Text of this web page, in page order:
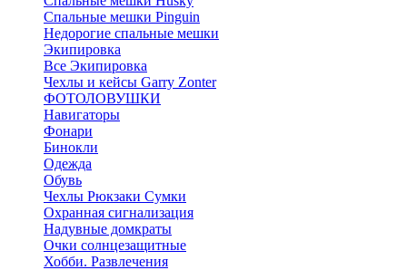
Спальные мешки Pinguin
Недорогие спальные мешки
Экипировка
Все Экипировка
Чехлы и кейсы Garry Zonter
ФОТОЛОВУШКИ
Навигаторы
Фонари
Бинокли
Одежда
Обувь
Чехлы Рюкзаки Сумки
Охранная сигнализация
Надувные домкраты
Очки солнцезащитные
Хобби. Развлечения